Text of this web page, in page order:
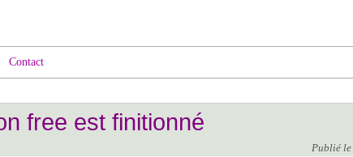
Contact
free est finitionné
Publié le